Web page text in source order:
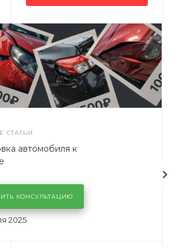
СТАТЬИ
2025
автомобиля к
КОНСУЛЬТАЦИЮ